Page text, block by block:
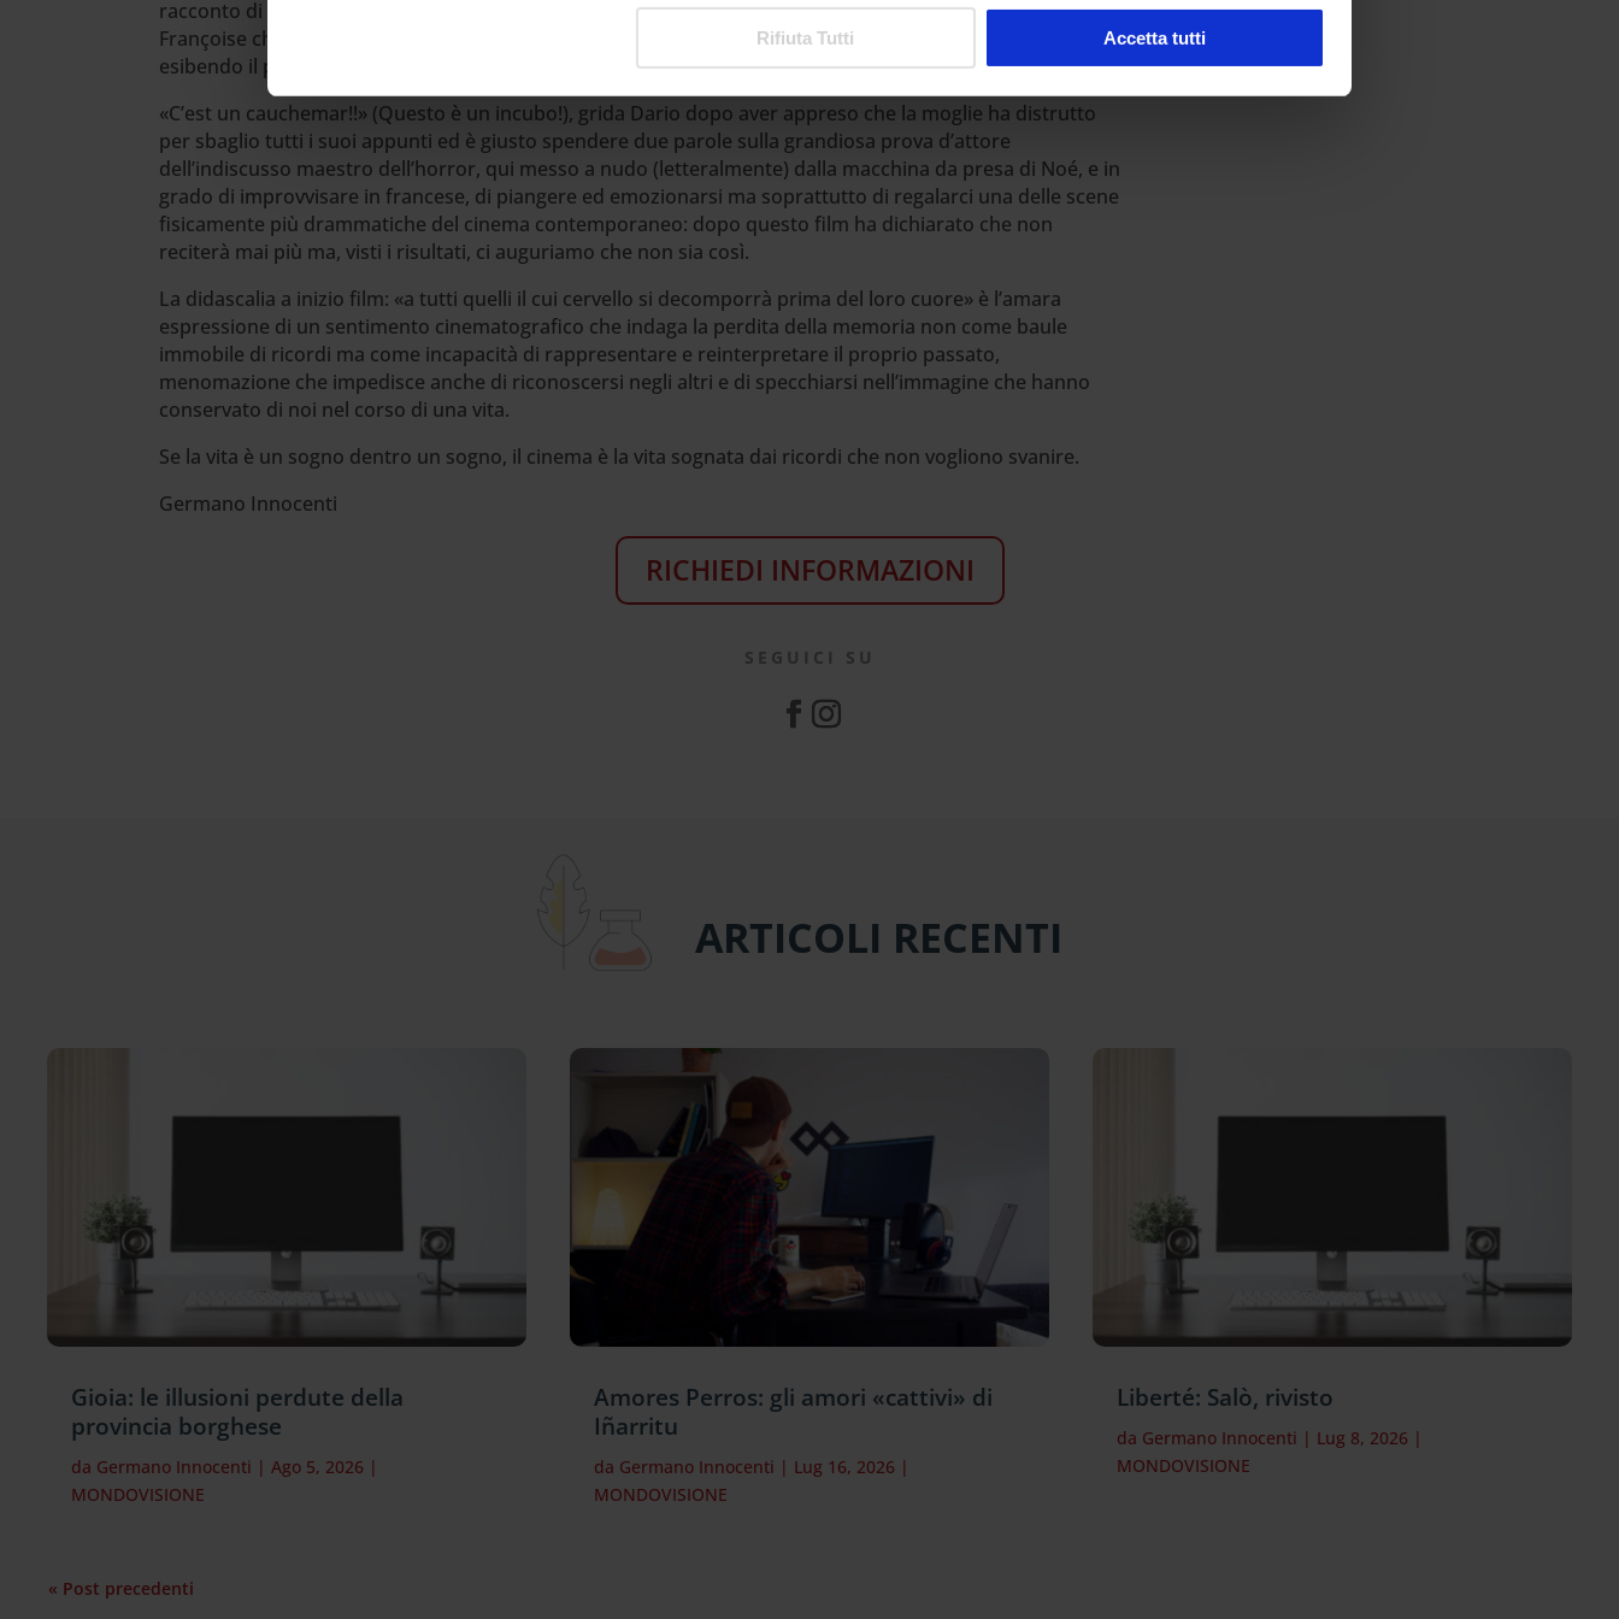
Rifiuta Tutti Accetta tutti
racconto di William Burroughs, una spirale di denuncia clinica fondata anche sulla professione di
Françoise che, da ex psichiatra, è ancora in grado di ottenere tutti i farmaci che desidera semplicemente
esibendo il proprio tesserino di medico.
«C’est un cauchemar!!» (Questo è un incubo!), grida Dario dopo aver appreso che la moglie ha distrutto
per sbaglio tutti i suoi appunti ed è giusto spendere due parole sulla grandiosa prova d’attore
dell’indiscusso maestro dell’horror, qui messo a nudo (letteralmente) dalla macchina da presa di Noé, e in
grado di improvvisare in francese, di piangere ed emozionarsi ma soprattutto di regalarci una delle scene
fisicamente più drammatiche del cinema contemporaneo: dopo questo film ha dichiarato che non
reciterà mai più ma, visti i risultati, ci auguriamo che non sia così.
La didascalia a inizio film: «a tutti quelli il cui cervello si decomporrà prima del loro cuore» è l’amara
espressione di un sentimento cinematografico che indaga la perdita della memoria non come baule
immobile di ricordi ma come incapacità di rappresentare e reinterpretare il proprio passato,
menomazione che impedisce anche di riconoscersi negli altri e di specchiarsi nell’immagine che hanno
conservato di noi nel corso di una vita.
Se la vita è un sogno dentro un sogno, il cinema è la vita sognata dai ricordi che non vogliono svanire.
Germano Innocenti
RICHIEDI INFORMAZIONI
SEGUICI SU
ARTICOLI RECENTI
Gioia: le illusioni perdute della
provincia borghese
da Germano Innocenti |Ago 5, 2026 |
MONDOVISIONE
Amores Perros: gli amori «cattivi» di
Iñarritu
da Germano Innocenti | Lug 16, 2026 |
MONDOVISIONE
Liberté: Salò, rivisto
da Germano Innocenti | Lug 8, 2026 |
MONDOVISIONE
« Post precedenti